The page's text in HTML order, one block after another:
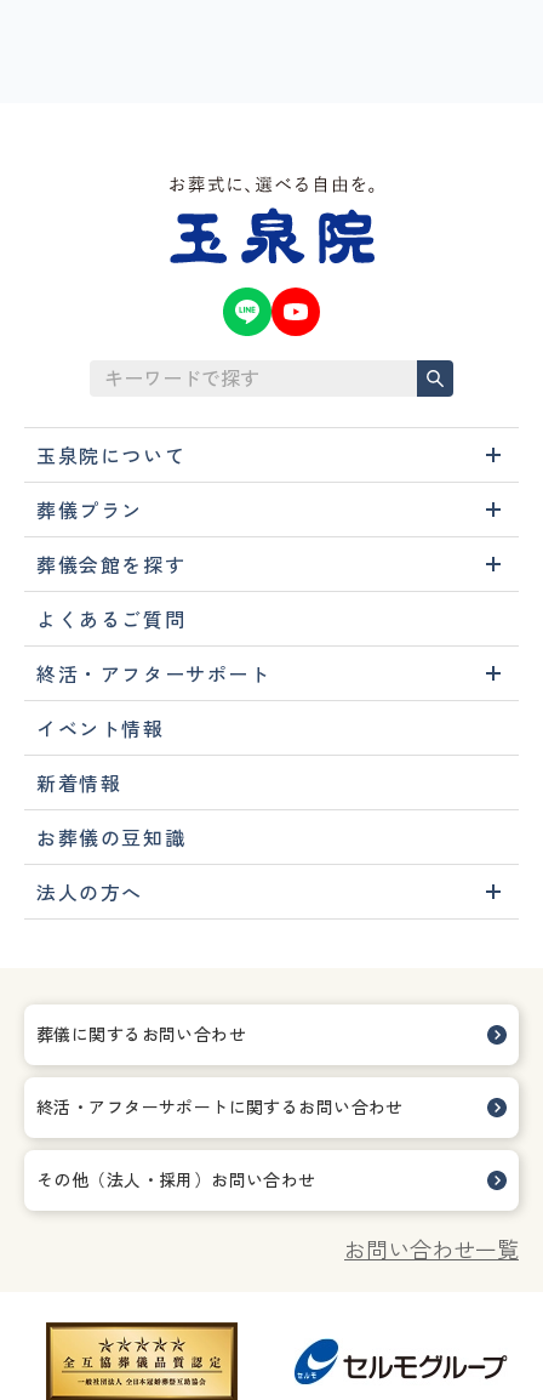
玉泉院について
葬儀プラン
葬儀会館を探す
よくあるご質問
終活・アフターサポート
イベント情報
新着情報
お葬儀の豆知識
法人の方へ
葬儀に関するお問い合わせ
終活・アフターサポートに関する お問い合わせ
その他（法人・採用）お問い合わせ
お問い合わせ一覧